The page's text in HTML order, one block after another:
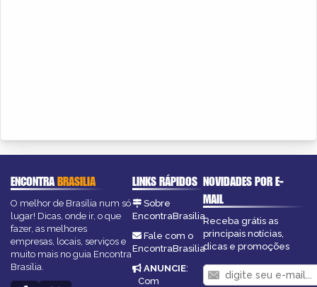
ENCONTRABRASILIA
O melhor de Brasília num só
lugar! Dicas, onde ir, o que
fazer, as melhores
empresas, locais, serviços e
muito mais no guia Encontra
Brasília.
LINKS RÁPIDOS
Sobre
EncontraBrasilia
Fale com o
EncontraBrasilia
ANUNCIE:
Com
NOVIDADES POR E-
MAIL
Receba grátis as
principais notícias,
dicas e promoções